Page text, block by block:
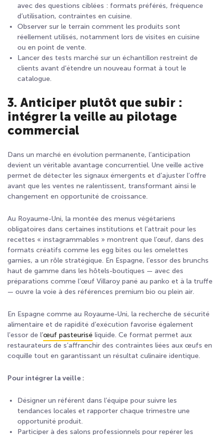
avec des questions ciblées : formats préférés, fréquence
d’utilisation, contraintes en cuisine.
Observer sur le terrain comment les produits sont
réellement utilisés, notamment lors de visites en cuisine
ou en point de vente.
Lancer des tests marché sur un échantillon restreint de
clients avant d’étendre un nouveau format à tout le
catalogue.
3. Anticiper plutôt que subir :
intégrer la veille au pilotage
commercial
Dans un marché en évolution permanente, l’anticipation
devient un véritable avantage concurrentiel. Une veille active
permet de détecter les signaux émergents et d’ajuster l’offre
avant que les ventes ne ralentissent, transformant ainsi le
changement en opportunité de croissance.
Au Royaume-Uni, la montée des menus végétariens
obligatoires dans certaines institutions et l’attrait pour les
recettes « instagrammables » montrent que l’œuf, dans des
formats créatifs comme les egg bites ou les omelettes
garnies, a un rôle stratégique. En Espagne, l’essor des brunchs
haut de gamme dans les hôtels-boutiques — avec des
préparations comme l’œuf Villaroy pané au panko et à la truffe
— ouvre la voie à des références premium bio ou plein air.
En Espagne comme au Royaume-Uni, la recherche de sécurité
alimentaire et de rapidité d’exécution favorise également
l’essor de l’œuf pasteurisé liquide. Ce format permet aux
restaurateurs de s’affranchir des contraintes liées aux œufs en
coquille tout en garantissant un résultat culinaire identique.
Pour intégrer la veille :
Désigner un référent dans l’équipe pour suivre les
tendances locales et rapporter chaque trimestre une
opportunité produit.
Participer à des salons professionnels pour repérer les